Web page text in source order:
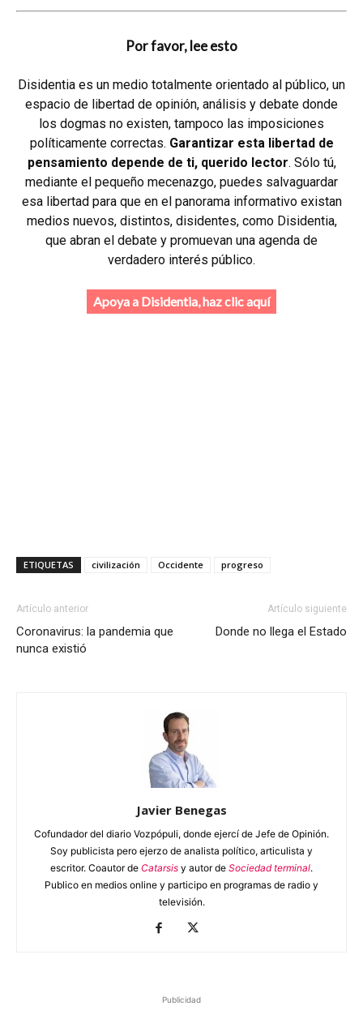
Por favor, lee esto
Disidentia es un medio totalmente orientado al público, un
espacio de libertad de opinión, análisis y debate donde
los dogmas no existen, tampoco las imposiciones
políticamente correctas. Garantizar esta libertad de
pensamiento depende de ti, querido lector. Sólo tú,
mediante el pequeño mecenazgo, puedes salvaguardar
esa libertad para que en el panorama informativo existan
medios nuevos, distintos, disidentes, como Disidentia,
que abran el debate y promuevan una agenda de
verdadero interés público.
Apoya a Disidentia, haz clic aquí
ETIQUETAS civilización Occidente progreso
Artículo anterior
Coronavirus: la pandemia que
nunca existió
Artículo siguiente
Donde no llega el Estado
Javier Benegas
Cofundador del diario Vozpópuli, donde ejercí de Jefe de Opinión.
Soy publicista pero ejerzo de analista político, articulista y
escritor. Coautor de Catarsis y autor de Sociedad terminal.
Publico en medios online y participo en programas de radio y
televisión.
Publicidad